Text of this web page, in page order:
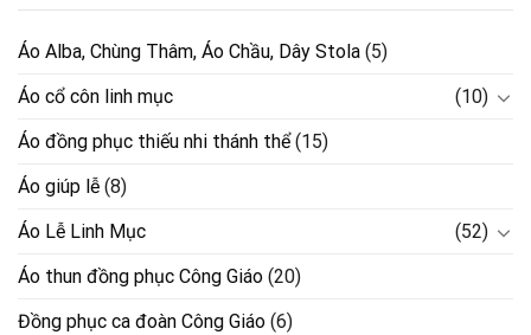
Áo Alba, Chùng Thâm, Áo Chầu, Dây Stola (5)
Áo cổ côn linh mục
(10)
Áo đồng phục thiếu nhi thánh thể(15)
Áo giúp lễ (8)
Áo Lễ Linh Mục
(52)
Áo thun đồng phục Công Giáo (20)
Đồng phục ca đoàn Công Giáo (6)